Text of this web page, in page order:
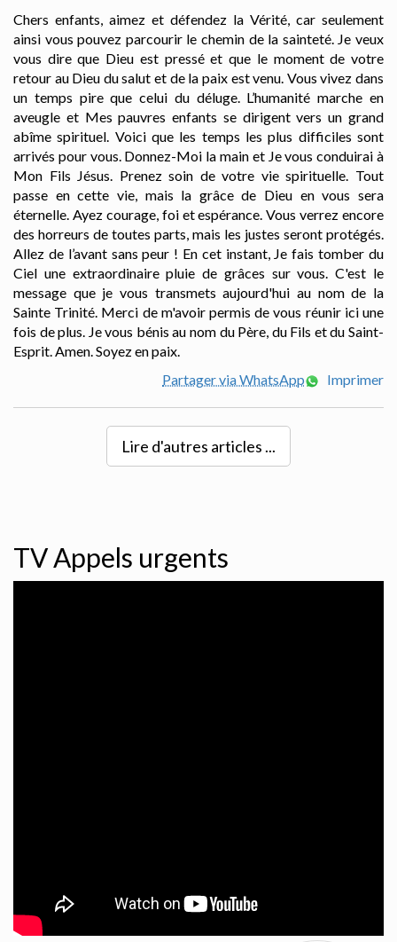
Chers enfants, aimez et défendez la Vérité, car seulement
ainsi vous pouvez parcourir le chemin de la sainteté. Je veux
vous dire que Dieu est pressé et que le moment de votre
retour au Dieu du salut et de la paix est venu. Vous vivez dans
un temps pire que celui du déluge. L’humanité marche en
aveugle et Mes pauvres enfants se dirigent vers un grand
abîme spirituel. Voici que les temps les plus difficiles sont
arrivés pour vous. Donnez-Moi la main et Je vous conduirai à
Mon Fils Jésus. Prenez soin de votre vie spirituelle. Tout
passe en cette vie, mais la grâce de Dieu en vous sera
éternelle. Ayez courage, foi et espérance. Vous verrez encore
des horreurs de toutes parts, mais les justes seront protégés.
Allez de l’avant sans peur ! En cet instant, Je fais tomber du
Ciel une extraordinaire pluie de grâces sur vous. C'est le
message que je vous transmets aujourd'hui au nom de la
Sainte Trinité. Merci de m'avoir permis de vous réunir ici une
fois de plus. Je vous bénis au nom du Père, du Fils et du Saint-
Esprit. Amen. Soyez en paix.
Partager via WhatsApp
Imprimer
Lire d'autres articles ...
TV Appels urgents